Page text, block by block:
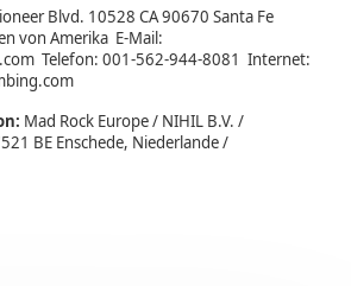
Blvd. 10528 CA 90670 Santa Fe
von Amerika E-Mail:
Telefon: 001-562-944-8081 Internet:
Mad Rock Europe / NIHIL B.V. /
BE Enschede, Niederlande /